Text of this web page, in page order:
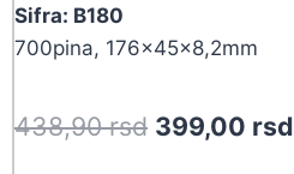
Sifra: B180
700pina, 176x45x8,2mm
438,90rsd Original
399,00 rsd